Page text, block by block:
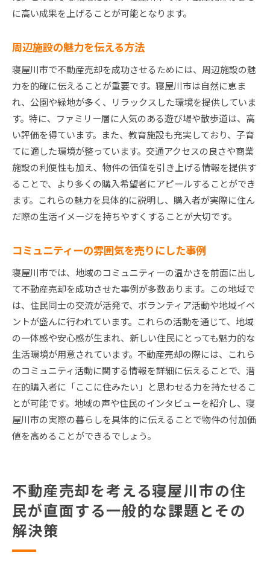
に高い成果を上げることが可能となります。
周辺施設の魅力を伝える方法
寝屋川市で不動産売却を成功させるためには、周辺施設の魅
力を的確に伝えることが重要です。寝屋川市は自然に恵ま
れ、公園や緑地が多く、リラックスした環境を提供していま
す。特に、ファミリー層に人気のある遊び場や散歩道は、高
い評価を得ています。また、教育施設も充実しており、子育
てに適した環境が整っています。交通アクセスの良さや商業
施設の利便性も加え、物件の価値を引き上げる情報を提供す
ることで、より多くの購入希望者にアピールすることができ
ます。これらの魅力を具体的に説明し、購入者が実際に住ん
だ際の生活イメージを持ちやすくすることが大切です。
コミュニティーの雰囲気を売りにした事例
寝屋川市では、地域のコミュニティーの温かさを前面に出し
て不動産売却を成功させた事例が多数あります。この地域で
は、住民同士の交流が活発で、ボランティア活動や地域イベ
ントが盛んに行われています。これらの活動を通じて、地域
の一体感や安心感が生まれ、新しい住民にとっても魅力的な
生活環境が用意されています。不動産売却の際には、これら
のコミュニティ活動に関する情報を詳細に伝えることで、潜
在的購入者に「ここに住みたい」と思わせる力を持たせるこ
とが可能です。地域の声や住民のインタビューを紹介し、寝
屋川市の実際の暮らしを具体的に伝えることで物件の付加価
値を高めることができるでしょう。
不動産売却を考える寝屋川市の住
民が直面する一般的な課題とその
解決策